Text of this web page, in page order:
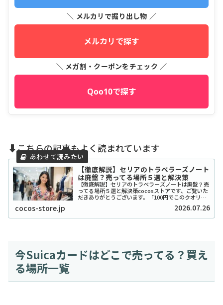
＼ メルカリで掘り出し物 ／
メルカリで探す
＼ メガ割・クーポンをチェック ／
Qoo10で探す
⬇️こちらの記事もよく読まれています
【徹底解説】セリアのトラベラーズノート
は廃盤？売ってる場所５選と解決策
【徹底解説】セリアのトラベラーズノートは廃盤？売
ってる場所５選と解決策cocosストアです、ご覧いた
だきありがとうございます。「100円でこのクオリテ
ィ！？」とSNSで爆発的な人気を博したセリアのトラ
ベラーズノート風リフィルやカバーですが、...
cocos-store.jp 2026.07.26
今Suicaカードはどこで売ってる？買え
る場所一覧